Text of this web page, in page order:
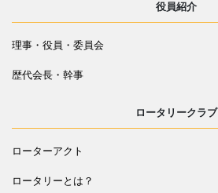
役員紹介
理事・役員・委員会
歴代会長・幹事
ロータリークラブ
ローターアクト
ロータリーとは？